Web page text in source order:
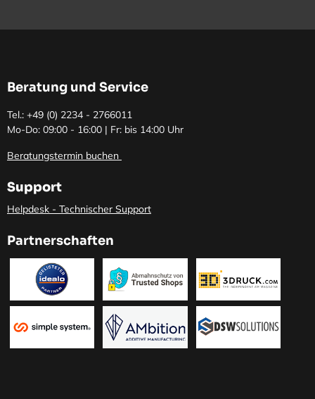
Beratung und Service
Tel.: +49 (0) 2234 - 2766011
Mo-Do: 09:00 - 16:00 | Fr: bis 14:00 Uhr
Beratungstermin buchen
Support
Helpdesk - Technischer Support
Partnerschaften